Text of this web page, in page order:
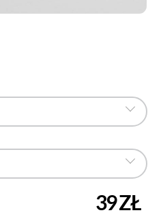
39 ZŁ